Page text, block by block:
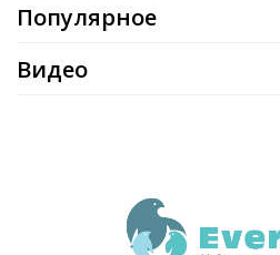
Популярное
Видео